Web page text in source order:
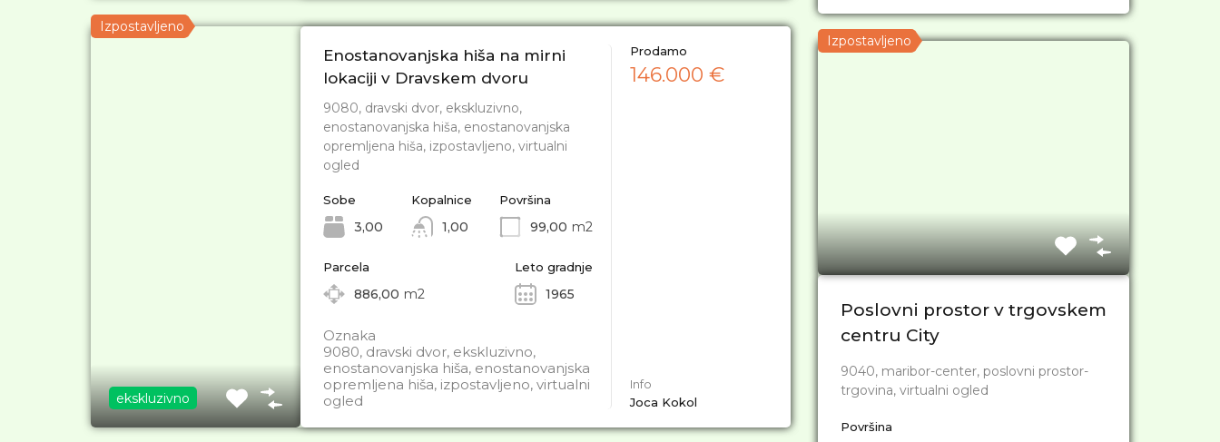
Izpostavljeno
ekskluzivno
Enostanovanjska hiša na mirni
lokaciji v Dravskem dvoru
9080, dravski dvor, ekskluzivno,
enostanovanjska hiša, enostanovanjska
opremljena hiša, izpostavljeno, virtualni
ogled
Sobe
3,00
Kopalnice
1,00
Površina
99,00 m2
Parcela
886,00 m2
Leto gradnje
1965
Oznaka
9080, dravski dvor, ekskluzivno,
enostanovanjska hiša, enostanovanjska
opremljena hiša, izpostavljeno, virtualni
ogled
Prodamo
146.000 €
Info
Joca Kokol
Izpostavljeno
Poslovni prostor v trgovskem
centru City
9040, maribor-center, poslovni prostor-
trgovina, virtualni ogled
Površina